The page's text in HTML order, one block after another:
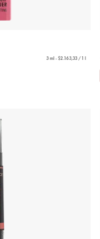
3 ml - $2.163,33 / 1 l